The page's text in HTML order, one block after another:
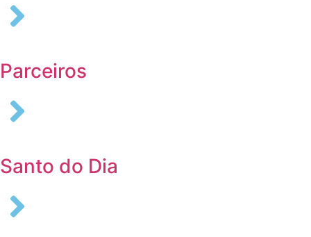
Parceiros
Santo do Dia